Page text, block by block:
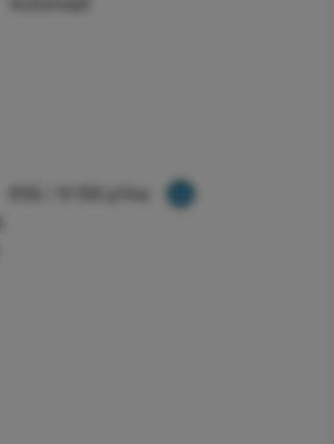
€56 / €169 p/kw